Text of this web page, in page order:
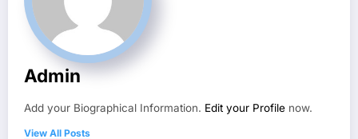
Admin
Add your Biographical Information. Edit your Profile now.
View All Posts